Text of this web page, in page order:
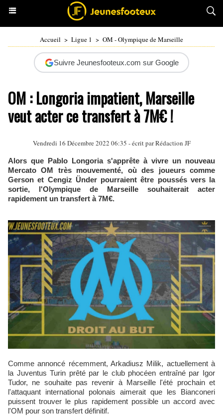
Accueil > Ligue 1 > OM - Olympique de Marseille
Suivre Jeunesfooteux.com sur Google
OM : Longoria impatient, Marseille
veut acter ce transfert à 7M€ !
Vendredi 16 Décembre 2022 06:35 - écrit par Rédaction JF
Alors que Pablo Longoria s'apprête à vivre un nouveau
Mercato OM très mouvementé, où des joueurs comme
Gerson et Cengiz Ünder pourraient être poussés vers la
sortie, l'Olympique de Marseille souhaiterait acter
rapidement un transfert à 7M€.
Comme annoncé récemment, Arkadiusz Milik, actuellement à
la Juventus Turin prêté par le club phocéen entraîné par Igor
Tudor, ne souhaite pas revenir à Marseille l'été prochain et
l'attaquant international polonais aimerait que les Bianconeri
puissent trouver le plus rapidement possible un accord avec
l'OM pour son transfert définitif.